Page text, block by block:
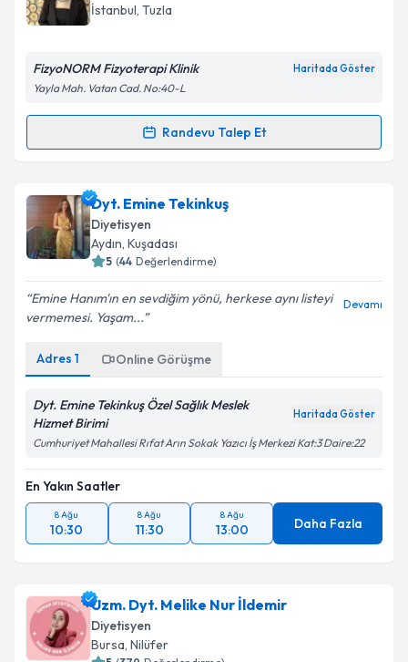
İstanbul, Tuzla
FizyoNORM Fizyoterapi Klinik Haritada Göster
Yayla Mah. Vatan Cad. No:40-L
Randevu Talep Et
Randevu Takvimi Talebi
Dyt. Kevser Hilal Dikiciiçin randevu takvimi talebi
oluşturun. Size bu uzmandan randevu almanız için bir
takvim hazırlandığında e-posta ile bilgilendireceğiz.
Kişisel verilerimin işlenmesine ilişkin
Metni'ni okudum ve kişisel verilerimin belirtilen
kapsamda işlenmesini kabul ediyorum.
Dyt. Emine Tekinkuş
Diyetisyen
Aydın, Kuşadası
5 (44 Değerlendirme)
Emine Hanım'ın en sevdiğim yönü, herkese aynı listeyi
vermemesi. Yaşam...
Devamı
Adres 1 Online Görüşme
Dyt. Emine Tekinkuş Özel Sağlık Meslek
Hizmet Birimi
Haritada Göster
Cumhuriyet Mahallesi Rıfat Arın Sokak Yazıcı İş Merkezi Kat:3 Daire:22
En Yakın Saatler
8 Ağu
10:30
8 Ağu
11:30
8 Ağu
13:00 Daha Fazla
Uzm. Dyt. Melike Nur İldemir
Diyetisyen
Bursa, Nilüfer